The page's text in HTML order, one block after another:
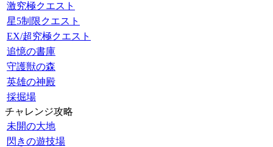
激究極クエスト
星5制限クエスト
EX/超究極クエスト
追憶の書庫
守護獣の森
英雄の神殿
採掘場
チャレンジ攻略
未開の大地
閃きの遊技場